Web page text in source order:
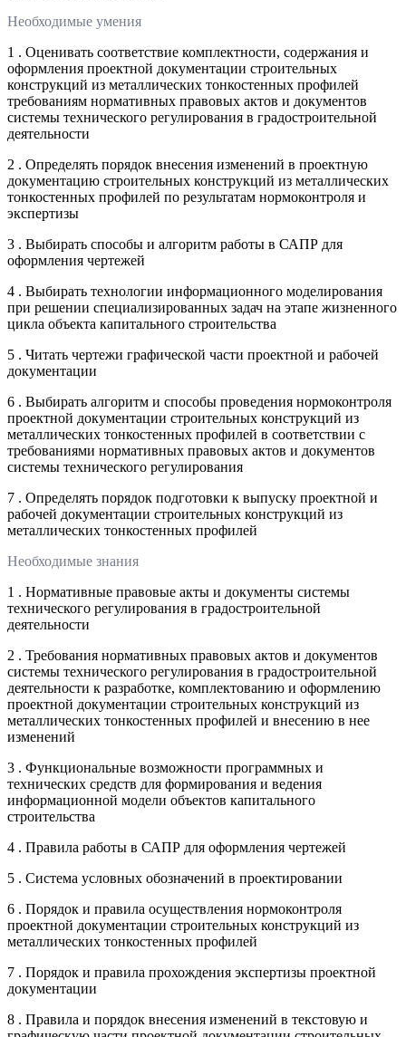
Необходимые умения
1 . Оценивать соответствие комплектности, содержания и
оформления проектной документации строительных
конструкций из металлических тонкостенных профилей
требованиям нормативных правовых актов и документов
системы технического регулирования в градостроительной
деятельности
2 . Определять порядок внесения изменений в проектную
документацию строительных конструкций из металлических
тонкостенных профилей по результатам нормоконтроля и
экспертизы
3 . Выбирать способы и алгоритм работы в САПР для
оформления чертежей
4 . Выбирать технологии информационного моделирования
при решении специализированных задач на этапе жизненного
цикла объекта капитального строительства
5 . Читать чертежи графической части проектной и рабочей
документации
6 . Выбирать алгоритм и способы проведения нормоконтроля
проектной документации строительных конструкций из
металлических тонкостенных профилей в соответствии с
требованиями нормативных правовых актов и документов
системы технического регулирования
7 . Определять порядок подготовки к выпуску проектной и
рабочей документации строительных конструкций из
металлических тонкостенных профилей
Необходимые знания
1 . Нормативные правовые акты и документы системы
технического регулирования в градостроительной
деятельности
2 . Требования нормативных правовых актов и документов
системы технического регулирования в градостроительной
деятельности к разработке, комплектованию и оформлению
проектной документации строительных конструкций из
металлических тонкостенных профилей и внесению в нее
изменений
3 . Функциональные возможности программных и
технических средств для формирования и ведения
информационной модели объектов капитального
строительства
4 . Правила работы в САПР для оформления чертежей
5 . Система условных обозначений в проектировании
6 . Порядок и правила осуществления нормоконтроля
проектной документации строительных конструкций из
металлических тонкостенных профилей
7 . Порядок и правила прохождения экспертизы проектной
документации
8 . Правила и порядок внесения изменений в текстовую и